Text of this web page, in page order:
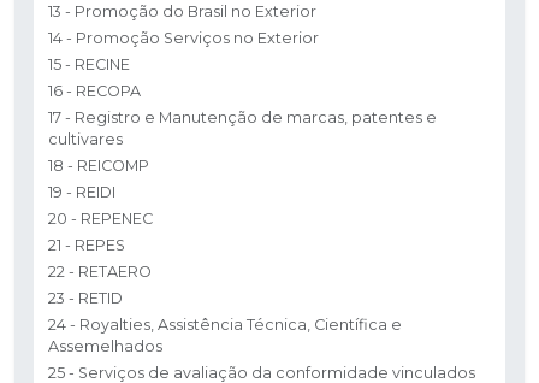
13 - Promoção do Brasil no Exterior
14 - Promoção Serviços no Exterior
15 - RECINE
16 - RECOPA
17 - Registro e Manutenção de marcas, patentes e
cultivares
18 - REICOMP
19 - REIDI
20 - REPENEC
21 - REPES
22 - RETAERO
23 - RETID
24 - Royalties, Assistência Técnica, Científica e
Assemelhados
25 - Serviços de avaliação da conformidade vinculados